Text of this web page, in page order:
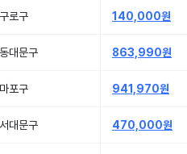
로구 140,000원
대문구 863,990원
포구 941,970원
대문구 470,000원